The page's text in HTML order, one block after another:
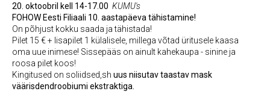
20. oktoobril kell 14-17.00 KUMU's
FOHOW Eesti Filiaali 10. aastapäeva tähistamine!
On põhjust kokku saada ja tähistada!
Pilet 15 € + lisapilet 1 külalisele, millega võtad üritusele kaasa
oma uue inimese! Sissepääs on ainult kahekaupa - sinine ja
roosa pilet koos!
Kingitused on soliidsed,sh uus niisutav taastav mask
väärisdendroobiumi ekstraktiga.